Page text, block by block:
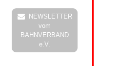
NEWSLETTER
vom
BAHNVERBAND
e.V.